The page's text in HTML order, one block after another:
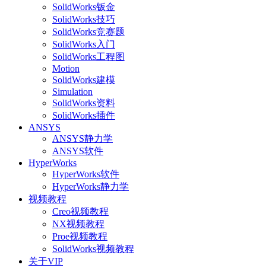
SolidWorks钣金
SolidWorks技巧
SolidWorks竞赛题
SolidWorks入门
SolidWorks工程图
Motion
SolidWorks建模
Simulation
SolidWorks资料
SolidWorks插件
ANSYS
ANSYS静力学
ANSYS软件
HyperWorks
HyperWorks软件
HyperWorks静力学
视频教程
Creo视频教程
NX视频教程
Proe视频教程
SolidWorks视频教程
关于VIP